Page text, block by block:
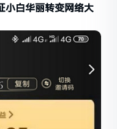
小白华丽转变网络大